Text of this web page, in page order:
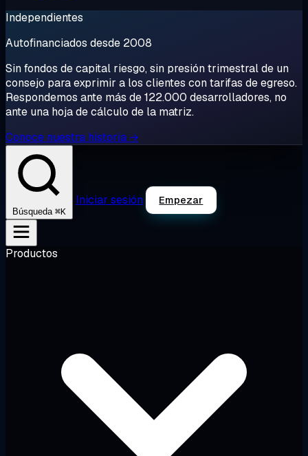
Independientes
Autofinanciados desde 2008
Sin fondos de capital riesgo, sin presión trimestral de un
consejo para exprimir a los clientes con tarifas de egreso.
Respondemos ante más de 122.000 desarrolladores, no
ante una hoja de cálculo de la matriz.
Conoce nuestra historia →
Búsqueda ⌘K
Iniciar sesión Empezar
Productos